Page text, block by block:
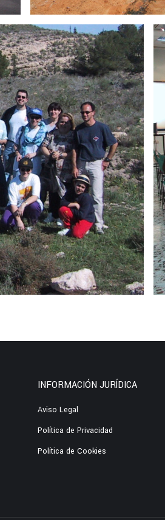
INFORMACIÓN JURÍDICA
Aviso Legal
Política de Privacidad
Política de Cookies